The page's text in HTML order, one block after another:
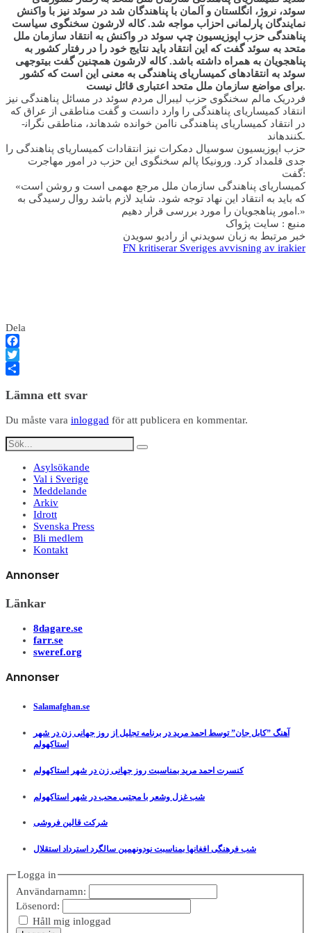
سوئد، نروژ، انگلستان و آلمان با پناهندگان شد در سوئد نیز با واکنش
نمایندگان پارلمانی احزاب مواجه شد. کاله لارشون سخنگوی سیاست
پناهندگی حزب اپوزیسیون چپ سوئد در واکنش به انتقاد سازمان ملل
متحد به سوئد گفت که این انتقاد باید نتایج خود را در رفتار کشور به
پناهجویان به همراه داشته باشد. کاله لارشون همچنین گفت بی­توجهی
سوئد به انتقادهای کمیساریای پناهندگی به معنی این است که کشور
برای مواضع سازمان ملل متحد اعتباری قائل نیست.
فردریک مالم سخنگوی حزب لیبرال مردم سوئد در مسائل پناهندگی نیز
انتقاد کمیساریای پناهندگی را وارد دانست و گفت مناطقی از عراق که
در انتقاد کمیساریای پناهندگی ناامن خوانده شده­اند، مناطقی نگران­
کننده­اند.
حزب اپوزیسیون سوسیال دمکرات نیز انتقادات کمیساریای پناهندگی را
جدی قلمداد کرد. ورونیکا پالم سخنگوی این حزب در امور مهاجرت
گفت:
«کمیساریای پناهندگی سازمان ملل مرجع مهمی است و روشن است
که باید به انتقاد این نهاد توجه شود. شاید لازم باشد روال رسیدگی به
امور پناهجویان را مورد بررسی قرار دهیم.»
منبع : سايت پژواک
خبر مرتبط به زبان سويدني از راديو سويدن
FN kritiserar Sveriges avvisning av irakier
Dela
Facebook
Twitter
Lämna ett svar
Du måste vara inloggad för att publicera en kommentar.
Asylsökande
Val i Sverige
Meddelande
Arkiv
Idrott
Svenska Press
Bli medlem
Kontakt
Annonser
Länkar
8dagare.se
farr.se
sweref.org
Annonser
Salamafghan.se
آهنگ ”کابل جان” توسط احمد مرید در برنامه تجلیل از روز جهانی زن در شهر
استاکهولم
کنسرت احمد مرید بمناسبت روز جهانی زن در شهر استاکهولم
شب غزل وشعر با مجتبی محب در شهر استاکهولم
شرکت قالین فروشی
شب فرهنگی افغانها بمناسبت نودونهمین سالگرد استرداد استقلال
Logga in
Användarnamn:
Lösenord:
Håll mig inloggad